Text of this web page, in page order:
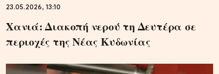
23.05.2026, 13:10
Χανιά: Διακοπή νερού τη Δευτέρα σε
περιοχές της Νέας Κυδωνίας